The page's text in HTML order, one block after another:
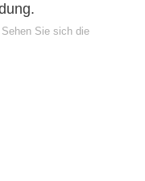
Sehen Sie sich die